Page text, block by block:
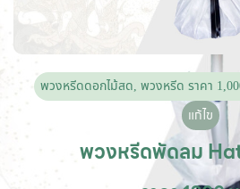
พวงหรีดดอกไม้สด, พวงหรีด ราคา
แก้ไข
พวงหรีดพัดลม